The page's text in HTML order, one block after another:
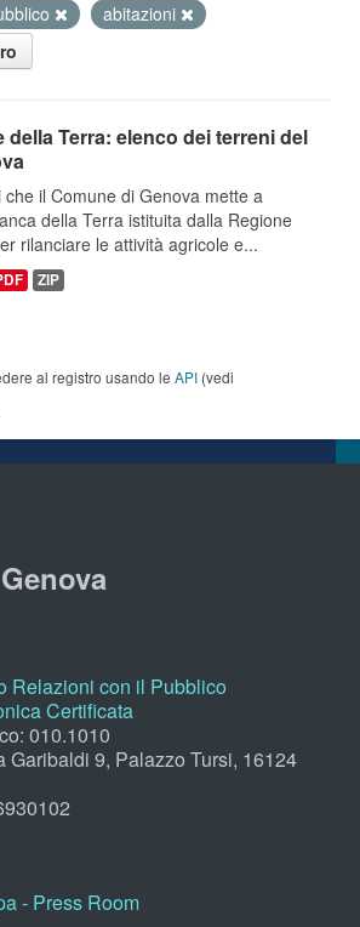
abitazioni
della Terra: elenco dei terreni del
il Comune di Genova mette a
della Terra istituita dalla Regione
rilanciare le attività agricole e...
ZIP
al registro usando le API (vedi
Relazioni con il Pubblico
Certificata
010.1010
Garibaldi 9, Palazzo Tursi, 16124
- Press Room